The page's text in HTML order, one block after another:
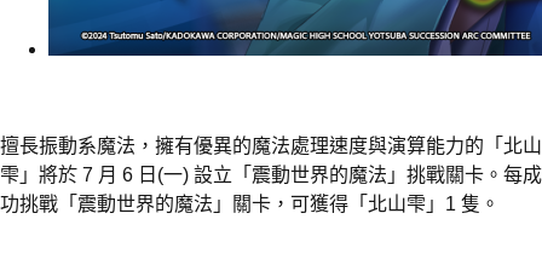
擅長振動系魔法，擁有優異的魔法處理速度與演算能力的「北山
雫」將於 7 月 6 日(一) 設立「震動世界的魔法」挑戰關卡。每成
功挑戰「震動世界的魔法」關卡，可獲得「北山雫」1 隻。